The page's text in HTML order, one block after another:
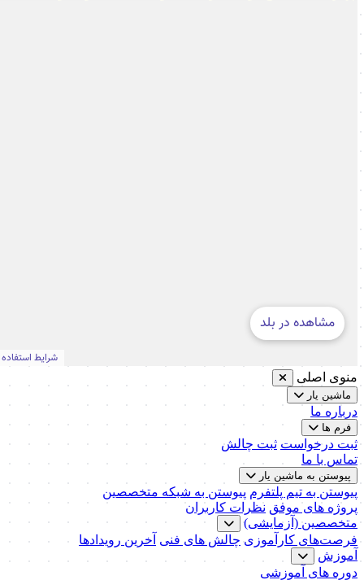
منوی اصلی
ماشین یار
درباره ما
فرم ها
ثبت درخواست ثبت چالش
تماس با ما
پیوستن به ماشین یار
پیوستن به تیم پلتفرم پیوستن به شبکه متخصصین
پروژه های موفق نظرات کاربران
متخصصین (آزمایشی)
فرصت‌های کارآموزی چالش های فنی آخرین رویدادها
آموزش
دوره های آموزشی